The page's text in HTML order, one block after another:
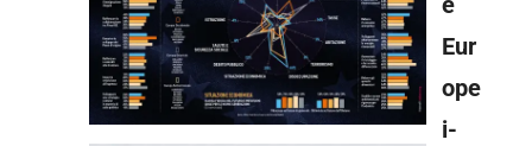
Eur
ope
i-